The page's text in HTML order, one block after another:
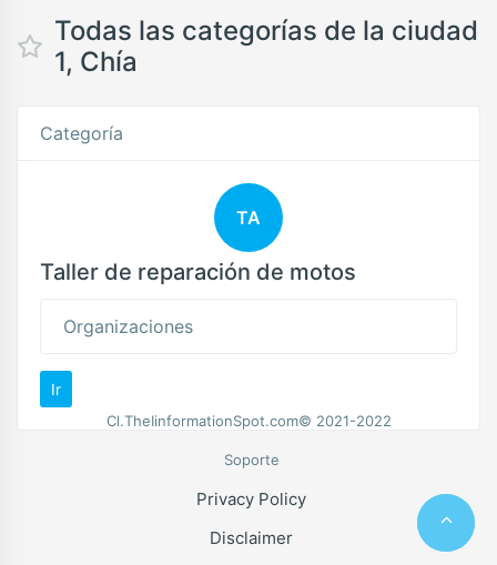
Todas las categorías de la ciudad
1, Chía
Categoría
TA
Taller de reparación de motos
Organizaciones
Ir
Cl.TheIinformationSpot.com© 2021-2022
Soporte
Privacy Policy
Disclaimer